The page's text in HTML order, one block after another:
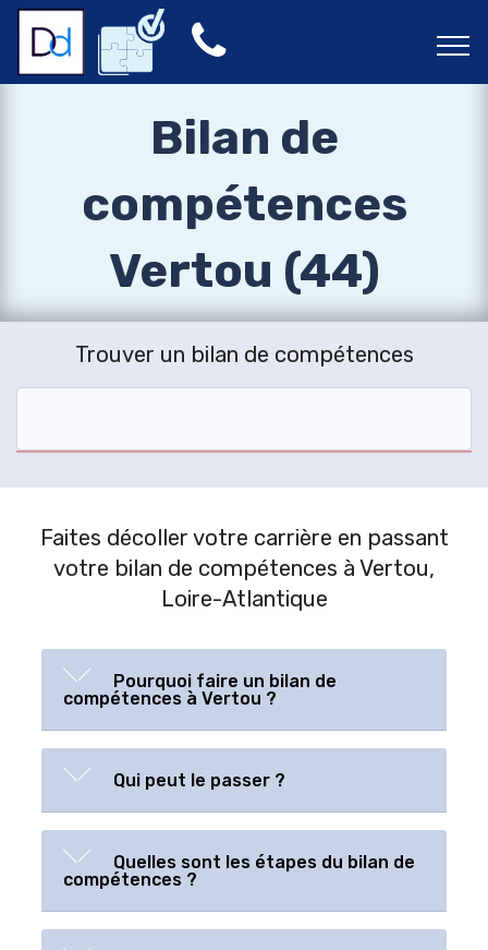
Bilan de
compétences
Vertou (44)
Trouver un bilan de compétences
Faites décoller votre carrière en passant
votre bilan de compétences à Vertou,
Loire-Atlantique
Pourquoi faire un bilan de
compétences à Vertou ?
Qui peut le passer ?
Quelles sont les étapes du bilan de
compétences ?